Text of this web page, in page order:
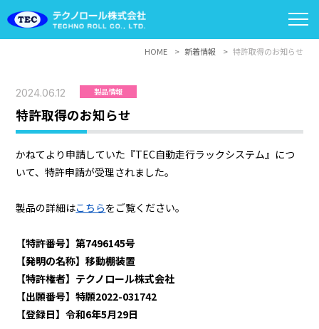
HOME 新着情報 特許取得のお知らせ
2024.06.12 製品情報
特許取得のお知らせ
かねてより申請していた『TEC自動走行ラックシステム』につ
いて、特許申請が受理されました。
製品の詳細はこちらをご覧ください。
【特許番号】第7496145号
【発明の名称】移動棚装置
【特許権者】テクノロール株式会社
【出願番号】特願2022-031742
【登録日】令和6年5月29日